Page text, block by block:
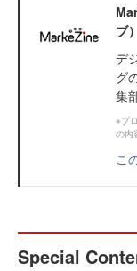
ブ）
デ
グ
集
※プ
の内
こ
Special